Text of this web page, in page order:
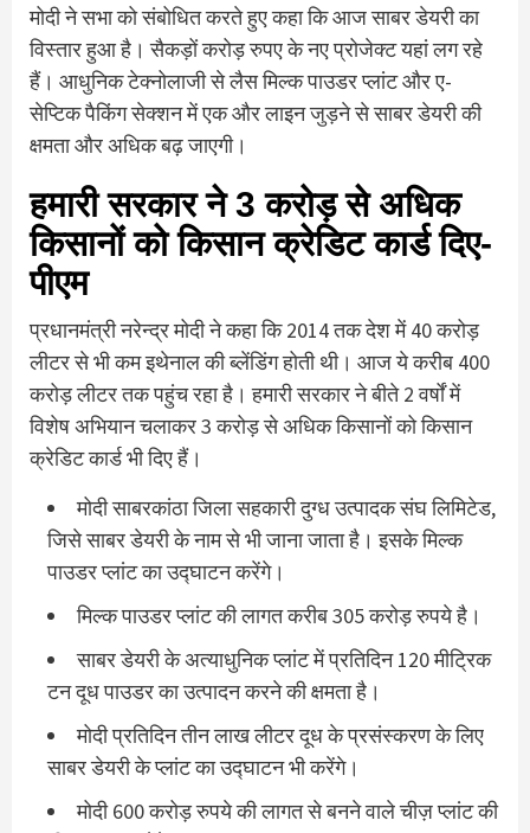
मोदी ने सभा को संबोधित करते हुए कहा कि आज साबर डेयरी का
विस्तार हुआ है। सैकड़ों करोड़ रुपए के नए प्रोजेक्ट यहां लग रहे
हैं। आधुनिक टेक्नोलाजी से लैस मिल्क पाउडर प्लांट और ए-
सेप्टिक पैकिंग सेक्शन में एक और लाइन जुड़ने से साबर डेयरी की
क्षमता और अधिक बढ़ जाएगी।
हमारी सरकार ने 3 करोड़ से अधिक
किसानों को किसान क्रेडिट कार्ड दिए-
पीएम
प्रधानमंत्री नरेन्द्र मोदी ने कहा कि 2014 तक देश में 40 करोड़
लीटर से भी कम इथेनाल की ब्लेंडिंग होती थी। आज ये करीब 400
करोड़ लीटर तक पहुंच रहा है। हमारी सरकार ने बीते 2 वर्षों में
विशेष अभियान चलाकर 3 करोड़ से अधिक किसानों को किसान
क्रेडिट कार्ड भी दिए हैं।
मोदी साबरकांठा जिला सहकारी दुग्ध उत्पादक संघ लिमिटेड,
जिसे साबर डेयरी के नाम से भी जाना जाता है। इसके मिल्क
पाउडर प्लांट का उद्घाटन करेंगे।
मिल्क पाउडर प्लांट की लागत करीब 305 करोड़ रुपये है।
साबर डेयरी के अत्याधुनिक प्लांट में प्रतिदिन 120 मीट्रिक
टन दूध पाउडर का उत्पादन करने की क्षमता है।
मोदी प्रतिदिन तीन लाख लीटर दूध के प्रसंस्करण के लिए
साबर डेयरी के प्लांट का उद्घाटन भी करेंगे।
मोदी 600 करोड़ रुपये की लागत से बनने वाले चीज़ प्लांट की